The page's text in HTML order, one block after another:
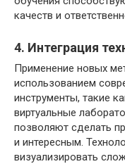
качеств и
4. Интеграция
Применение новых
использованием
инструменты, такие
виртуальные
позволяют сделать
и интересным.
визуализировать